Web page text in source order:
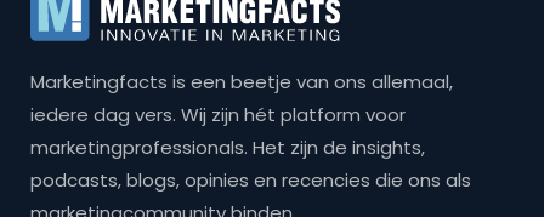
Marketingfacts is een beetje van ons allemaal,
iedere dag vers. Wij zijn hét platform voor
marketingprofessionals. Het zijn de insights,
podcasts, blogs, opinies en recencies die ons als